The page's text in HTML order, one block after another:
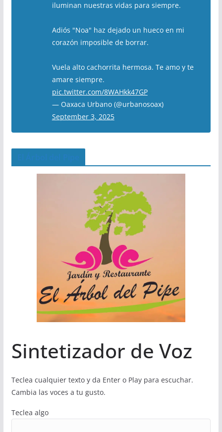
iluminan nuestras vidas para siempre.
Adiós "Noa" haz dejado un hueco en mi
corazón imposible de borrar.
Vuela alto cachorrita hermosa. Te amo y te
amare siempre.
pic.twitter.com/8WAHkk47GP
— Oaxaca Urbano (@urbanosoax)
September 3, 2025
Sintetizador de Voz
Teclea cualquier texto y da Enter o Play para escuchar.
Cambia las voces a tu gusto.
Teclea algo